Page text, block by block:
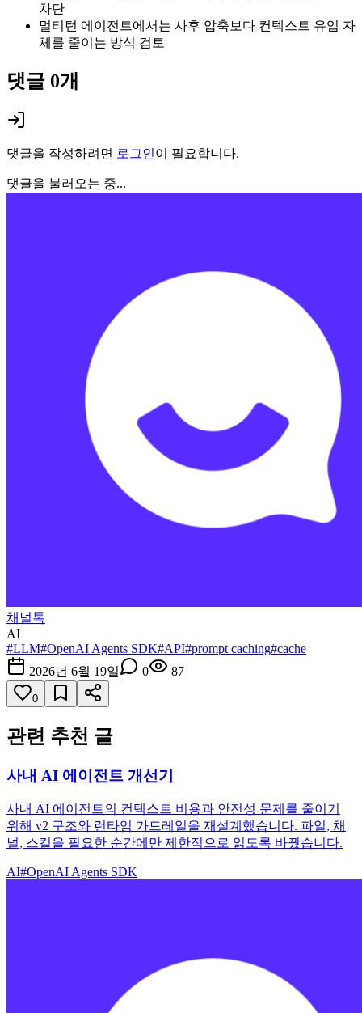
차단
멀티턴 에이전트에서는 사후 압축보다 컨텍스트 유입 자
체를 줄이는 방식 검토
댓글 0개
댓글을 작성하려면 로그인이 필요합니다.
댓글을 불러오는 중...
채널톡
AI
#LLM#OpenAI Agents SDK#API#prompt caching#cache
2026년 6월 19일
0 87
0
관련 추천 글
사내 AI 에이전트 개선기
사내 AI 에이전트의 컨텍스트 비용과 안전성 문제를 줄이기
위해 v2 구조와 런타임 가드레일을 재설계했습니다. 파일, 채
널, 스킬을 필요한 순간에만 제한적으로 읽도록 바꿨습니다.
AI#OpenAI Agents SDK